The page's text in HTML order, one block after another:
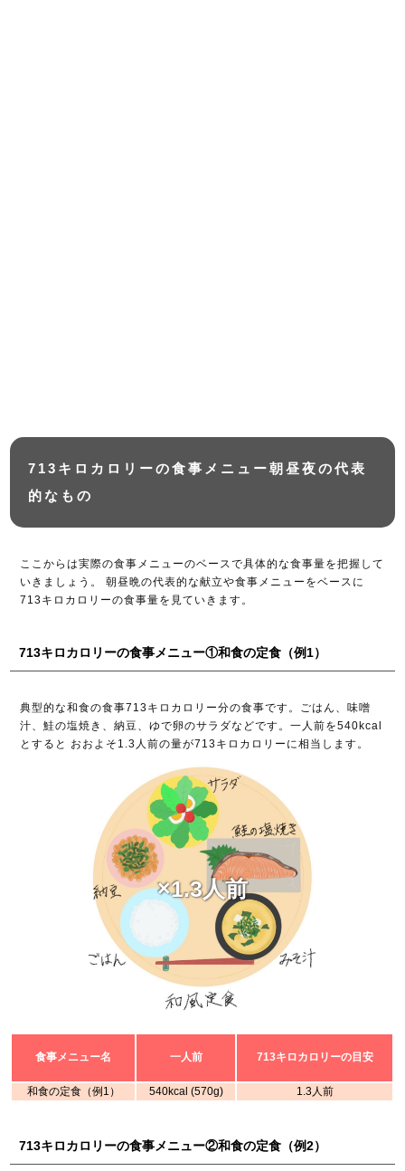
713キロカロリーの食事メニュー朝昼夜の代表
的なもの
ここからは実際の食事メニューのベースで具体的な食事量を把握して
いきましょう。 朝昼晩の代表的な献立や食事メニューをベースに
713キロカロリーの食事量を見ていきます。
713キロカロリーの食事メニュー①和食の定食（例1）
典型的な和食の食事713キロカロリー分の食事です。ごはん、味噌
汁、鮭の塩焼き、納豆、ゆで卵のサラダなどです。一人前を540kcal
とすると おおよそ1.3人前の量が713キロカロリーに相当します。
×1.3人前
食事メニュー名 一人前 713キロカロリーの目安
和食の定食（例1） 540kcal (570g) 1.3人前
713キロカロリーの食事メニュー②和食の定食（例2）